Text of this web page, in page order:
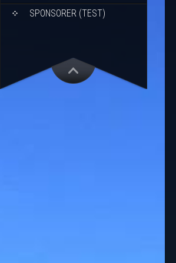
SPONSORER (TEST)